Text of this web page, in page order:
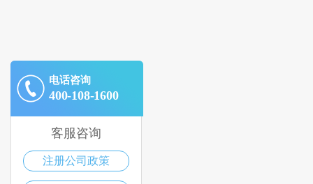
电话咨询
400-108-1600
客服咨询
注册公司政策